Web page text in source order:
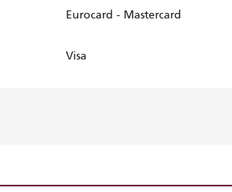
Eurocard - Mastercard
Visa